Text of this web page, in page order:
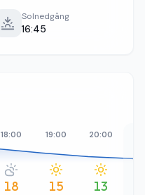
Solnedgång
16:45
18:00
18
19:00
15
20:00
13